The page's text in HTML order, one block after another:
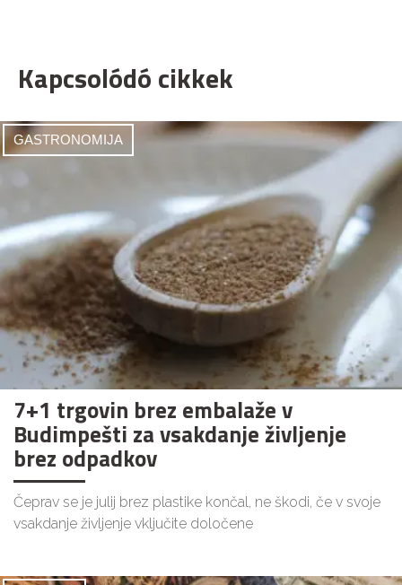
Kapcsolódó cikkek
GASTRONOMIJA
7+1 trgovin brez embalaže v
Budimpešti za vsakdanje življenje
brez odpadkov
Čeprav se je julij brez plastike končal, ne škodi, če v svoje
vsakdanje življenje vključite določene